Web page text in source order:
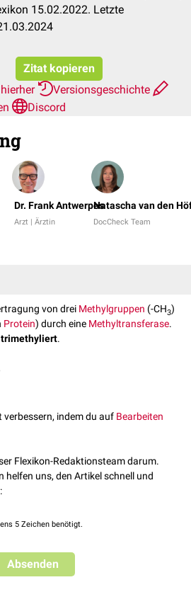
15.02.2022. Letzte
Zitat kopieren
Versionsgeschichte
Discord
Dr. Frank Antwerpes
Arzt | Ärztin
Natascha van den
DocCheck Team
von drei Methylgruppen (-CH3)
Protein) durch eine Methyltransferase.
trimethyliert.
verbessern, indem du auf Bearbeiten
Flexikon-Redaktionsteam darum.
helfen uns, den Artikel schnell und
5 Zeichen benötigt.
Absenden